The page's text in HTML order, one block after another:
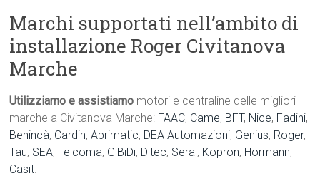
Marchi supportati nell’ambito di
installazione Roger Civitanova
Marche
Utilizziamo e assistiamo motori e centraline delle migliori
marche a Civitanova Marche: FAAC, Came, BFT, Nice, Fadini,
Benincà, Cardin,Aprimatic, DEA Automazioni, Genius, Roger,
Tau, SEA,Telcoma, GiBiDi, Ditec, Serai, Kopron, Hormann,
Casit.